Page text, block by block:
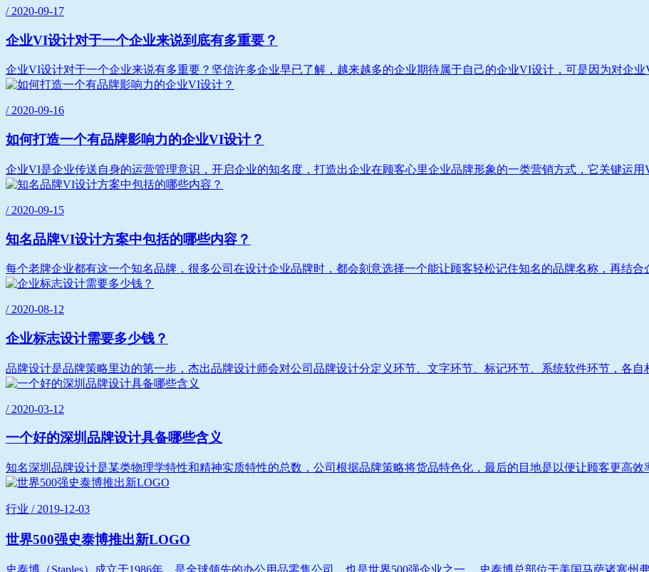
/ 2020-09-17
企业VI设计对于一个企业来说到底有多重要？
企业VI设计对于一个企业来说有多重要？坚信许多企业早已了解，越来越多的企业期待属于自己的企业VI设计，可是因为对企
/ 2020-09-16
如何打造一个有品牌影响力的企业VI设计？
企业VI是企业传送自身的运营管理意识，开启企业的知名度，打造出企业在顾客心里企业品牌形象的一类营销方式，它关键运
/ 2020-09-15
知名品牌VI设计方案中包括的哪些内容？
每个老牌企业都有这一个知名品牌，很多公司在设计企业品牌时，都会刻意选择一个能让顾客轻松记住知名的品牌名称，再结
/ 2020-08-12
企业标志设计需要多少钱？
品牌设计是品牌策略里边的第一步，杰出品牌设计师会对公司品牌设计分定义环节、文字环节、标记环节、系统软件环节，各自
/ 2020-03-12
一个好的深圳品牌设计具备哪些含义
知名深圳品牌设计是某类物理学特性和精神实质特性的总数，公司根据品牌策略将货品特色化，最后的目地是以便让顾客更高效
行业 / 2019-12-03
世界500强史泰博推出新LOGO
史泰博（Staples）成立于1986年，是全球领先的办公用品零售公司，也是世界500强企业之一。 史泰博总部位于美国马萨诸塞州